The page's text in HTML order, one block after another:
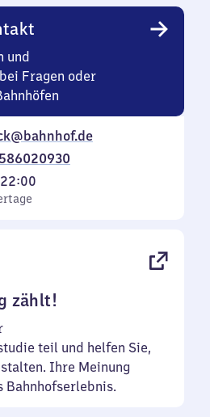
und
Fragen oder
22:00
zählt!
teil und helfen Sie,
Ihre Meinung
Bahnhofserlebnis.